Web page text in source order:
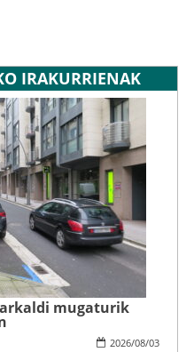
IRAKURRIENAK
mugaturik
2026/08/03